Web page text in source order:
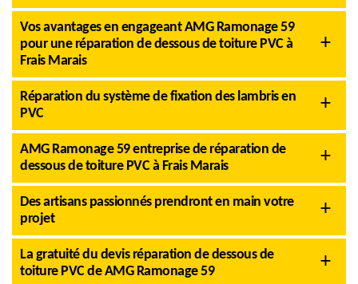
Vos avantages en engageant AMG Ramonage 59
pour une réparation de dessous de toiture PVC à
Frais Marais
Réparation du système de fixation des lambris en
PVC
AMG Ramonage 59 entreprise de réparation de
dessous de toiture PVC à Frais Marais
Des artisans passionnés prendront en main votre
projet
La gratuité du devis réparation de dessous de
toiture PVC de AMG Ramonage 59